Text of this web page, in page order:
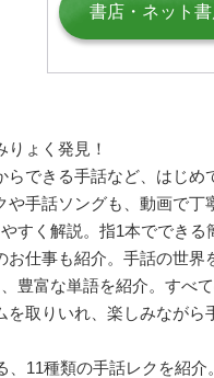
書店・ネット
ょく発見！
できる手話など、はじ
手話ソングも、動画で丁
すく解説。指1本ででき
仕事も紹介。手話の世界
豊富な単語を紹介。すべ
取りいれ、楽しみなが
、11種類の手話レクを紹